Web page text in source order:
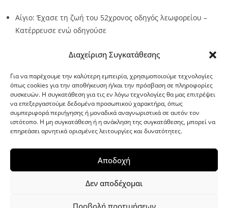
Διαχείριση Συγκατάθεσης
Για να παρέχουμε την καλύτερη εμπειρία, χρησιμοποιούμε τεχνολογίες
όπως cookies για την αποθήκευση ή/και την πρόσβαση σε πληροφορίες
συσκευών. Η συγκατάθεση για τις εν λόγω τεχνολογίες θα μας επιτρέψει
να επεξεργαστούμε δεδομένα προσωπικού χαρακτήρα, όπως
συμπεριφορά περιήγησης ή μοναδικά αναγνωριστικά σε αυτόν τον
ιστότοπο. Η μη συγκατάθεση ή η ανάκληση της συγκατάθεσης, μπορεί να
επηρεάσει αρνητικά ορισμένες λειτουργίες και δυνατότητες.
Αποδοχή
Δεν αποδέχομαι
Προβολή προτιμήσεων
Αίγιο: Έχασε τη ζωή του 52χρονος οδηγός λεωφορείου –
Κατέρρευσε ενώ οδηγούσε
G-point.gr